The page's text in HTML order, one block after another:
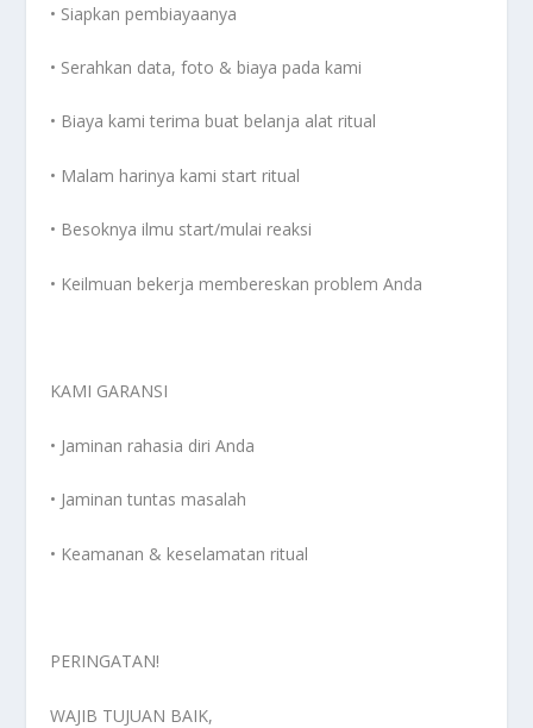
• Siapkan pembiayaanya
• Serahkan data, foto & biaya pada kami
• Biaya kami terima buat belanja alat ritual
• Malam harinya kami start ritual
• Besoknya ilmu start/mulai reaksi
• Keilmuan bekerja membereskan problem Anda
KAMI GARANSI
• Jaminan rahasia diri Anda
• Jaminan tuntas masalah
• Keamanan & keselamatan ritual
PERINGATAN!
WAJIB TUJUAN BAIK,